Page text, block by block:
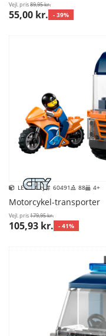
Vejl. pris89,95 kr.
55,00 kr. - 39%
LEGO City 60491 88 4+
Motorcykel-transporter
Vejl. pris179,95 kr.
105,93 kr. - 41%